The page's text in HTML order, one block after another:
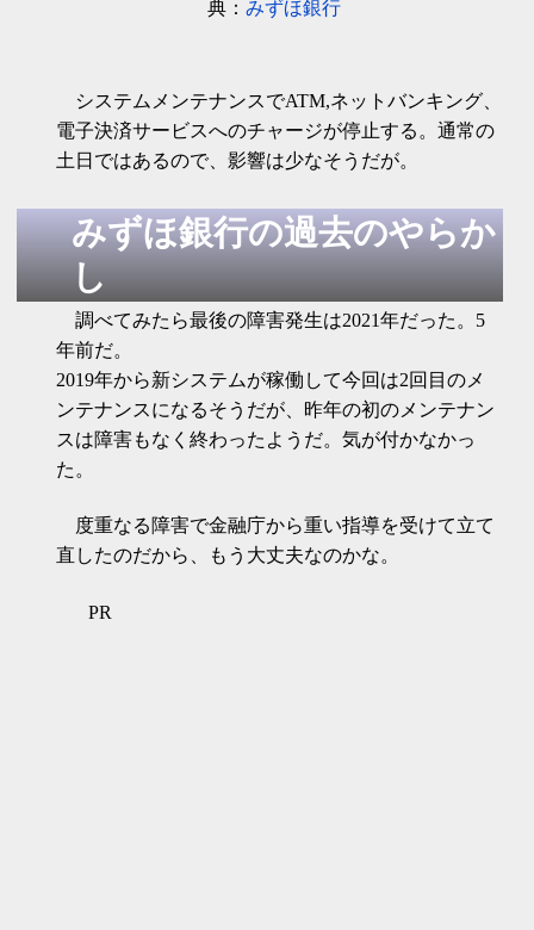
典：みずほ銀行
システムメンテナンスでATM,ネットバンキング、
電子決済サービスへのチャージが停止する。通常の
土日ではあるので、影響は少なそうだが。
みずほ銀行の過去のやらか
し
調べてみたら最後の障害発生は2021年だった。5
年前だ。
2019年から新システムが稼働して今回は2回目のメ
ンテナンスになるそうだが、昨年の初のメンテナン
スは障害もなく終わったようだ。気が付かなかっ
た。
度重なる障害で金融庁から重い指導を受けて立て
直したのだから、もう大丈夫なのかな。
PR